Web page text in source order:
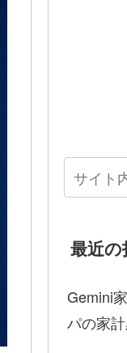
最近の
Gemini
パの家